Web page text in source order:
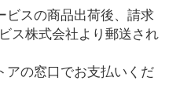
ビスの商品出荷後、請求
ス株式会社より郵送され
アの窓口でお支払いくだ